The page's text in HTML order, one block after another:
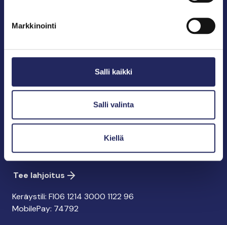
Markkinointi
Salli kaikki
Salli valinta
Kiellä
John Nurmisen Säätiö on Itämeren suojelija, meren
puolestapuhuja, merikulttuurin vaalija ja
Pasilankatu 2
info@jnfoundation.fi
y-tunnus: 0895353-5
Tee lahjoitus
Keräystili: FI06 1214 3000 1122 96
MobilePay: 74792